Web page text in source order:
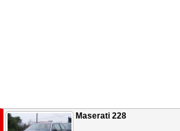
Maserati 228